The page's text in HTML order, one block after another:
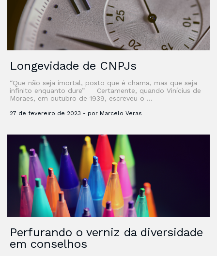
Longevidade de CNPJs
“Que não seja imortal, posto que é chama, mas que seja
infinito enquanto dure” Certamente, quando Vinícius de
Moraes, em outubro de 1939, escreveu o …
27 de fevereiro de 2023 - por Marcelo Veras
Perfurando o verniz da diversidade
em conselhos